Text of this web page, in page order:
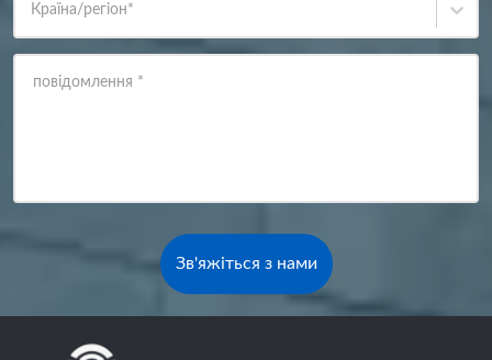
Країна/регіон*
повідомлення *
Зв'яжіться з нами